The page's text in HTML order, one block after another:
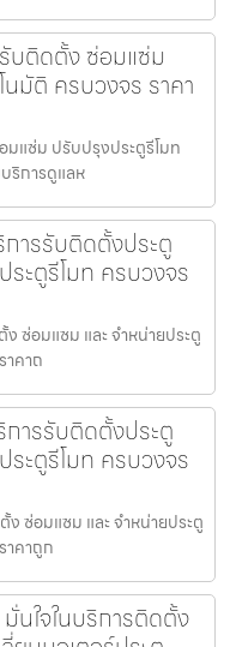
บติดตั้ง ซ่อมแซ่ม
มัติ ครบวงจร ราคา
แซ่ม ปรับปรุงประตูรีโมท
ริการดูแลห
ารรับติดตั้งประตู
ะตูรีโมท ครบวงจร
ซ่อมแซม และ จำหน่ายประตู
าคาถ
ารรับติดตั้งประตู
ะตูรีโมท ครบวงจร
ซ่อมแซม และ จำหน่ายประตู
าคาถูก
นใจในบริการติดตั้ง